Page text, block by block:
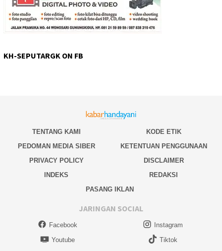
KH-SEPUTARGK ON FB
TENTANG KAMI
KODE ETIK
PEDOMAN MEDIA SIBER
KETENTUAN PENGGUNAAN
PRIVACY POLICY
DISCLAIMER
INDEKS
REDAKSI
PASANG IKLAN
JARINGAN SOCIAL
Facebook
Instagram
Youtube
Tiktok